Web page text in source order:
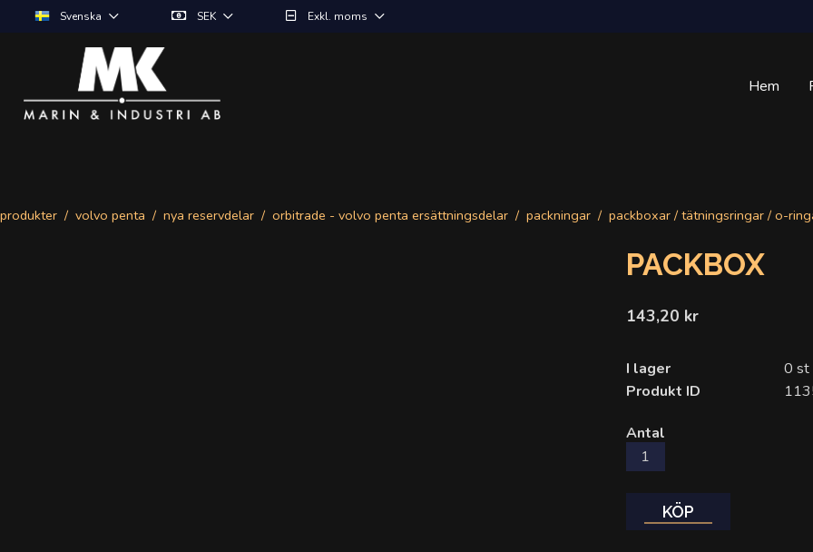
Svenska SEK Exkl. moms
Hem
produkter volvo penta nya reservdelar orbitrade - volvo penta ersättningsdelar packningar packboxar / tätningsringar / o-
PACKBOX
143,20 kr
I lager
0 st
Produkt ID
Antal
KÖP